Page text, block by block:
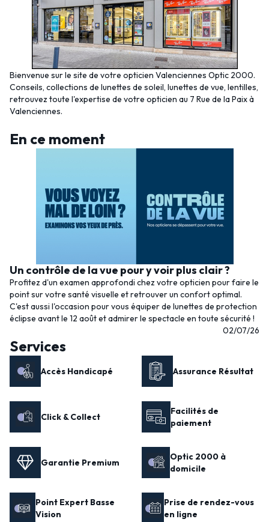
Bienvenue sur le site de votre opticien Valenciennes Optic 2000.
Conseils, collections de lunettes de soleil, lunettes de vue, lentilles,
retrouvez toute l'expertise de votre opticien au 7 Rue de la Paix à
Valenciennes.
En ce moment
Un contrôle de la vue pour y voir plus clair ?
Profitez d'un examen approfondi chez votre opticien pour faire le
point sur votre santé visuelle et retrouver un confort optimal.
C'est aussi l'occasion pour vous équiper de lunettes de protection
éclipse avant le 12 août et admirer le spectacle en toute sécurité !
02/07/26
Services
Accès Handicapé Assurance Résultat
Click & Collect
Facilités de
paiement
Garantie Premium
Optic 2000 à
domicile
Point Expert Basse
Vision
Prise de rendez-vous
en ligne